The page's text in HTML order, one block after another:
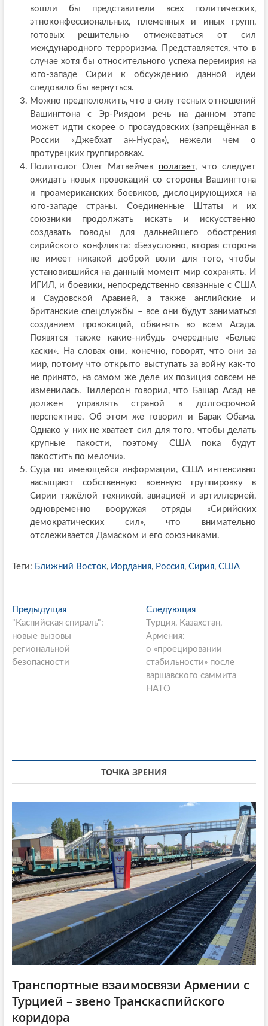
вошли бы представители всех политических,
этноконфессиональных, племенных и иных групп,
готовых решительно отмежеваться от сил
международного терроризма. Представляется, что в
случае хотя бы относительного успеха перемирия на
юго-западе Сирии к обсуждению данной идеи
следовало бы вернуться.
Можно предположить, что в силу тесных отношений
Вашингтона с Эр-Риядом речь на данном этапе
может идти скорее о просаудовских (запрещённая в
России «Джебхат ан-Нусра»), нежели чем о
протурецких группировках.
Политолог Олег Матвейчев полагает, что следует
ожидать новых провокаций со стороны Вашингтона
и проамериканских боевиков, дислоцирующихся на
юго-западе страны. Соединенные Штаты и их
союзники продолжать искать и искусственно
создавать поводы для дальнейшего обострения
сирийского конфликта: «Безусловно, вторая сторона
не имеет никакой доброй воли для того, чтобы
установившийся на данный момент мир сохранять. И
ИГИЛ, и боевики, непосредственно связанные с США
и Саудовской Аравией, а также английские и
британские спецслужбы – все они будут заниматься
созданием провокаций, обвинять во всем Асада.
Появятся также какие-нибудь очередные «Белые
каски». На словах они, конечно, говорят, что они за
мир, потому что открыто выступать за войну как-то
не принято, на самом же деле их позиция совсем не
изменилась. Тиллерсон говорил, что Башар Асад не
должен управлять страной в долгосрочной
перспективе. Об этом же говорил и Барак Обама.
Однако у них не хватает сил для того, чтобы делать
крупные пакости, поэтому США пока будут
пакостить по мелочи».
Суда по имеющейся информации, США интенсивно
насыщают собственную военную группировку в
Сирии тяжёлой техникой, авиацией и артиллерией,
одновременно вооружая отряды «Сирийских
демократических сил», что внимательно
отслеживается Дамаском и его союзниками.
Теги: Ближний Восток, Иордания, Россия, Сирия, США
P
o
s
t
g
a
t
i
o
n
ПредыдущаяП
р
е
д
ы
т
:
"Каспийская спираль":
новые вызовы
региональной
безопасности
Следующая
л
д
у
ю
ь
Турция, Казахстан,
Армения:
о «проецировании
стабильности» после
варшавского саммита
НАТО
ТОЧКА ЗРЕНИЯ
Транспортные взаимосвязи Армении с
Турцией – звено Транскаспийского
коридора